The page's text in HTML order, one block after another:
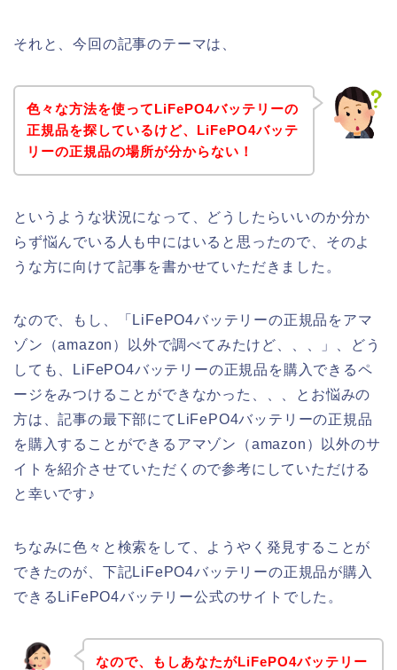
それと、今回の記事のテーマは、
色々な方法を使ってLiFePO4バッテリーの
正規品を探しているけど、LiFePO4バッテ
リーの正規品の場所が分からない！
というような状況になって、どうしたらいいのか分か
らず悩んでいる人も中にはいると思ったので、そのよ
うな方に向けて記事を書かせていただきました。
なので、もし、「LiFePO4バッテリーの正規品をアマ
ゾン（amazon）以外で調べてみたけど、、、」、どう
しても、LiFePO4バッテリーの正規品を購入できるペ
ージをみつけることができなかった、、、とお悩みの
方は、記事の最下部にてLiFePO4バッテリーの正規品
を購入することができるアマゾン（amazon）以外のサ
イトを紹介させていただくので参考にしていただける
と幸いです♪
ちなみに色々と検索をして、ようやく発見することが
できたのが、下記LiFePO4バッテリーの正規品が購入
できるLiFePO4バッテリー公式のサイトでした。
なので、もしあなたがLiFePO4バッテリー